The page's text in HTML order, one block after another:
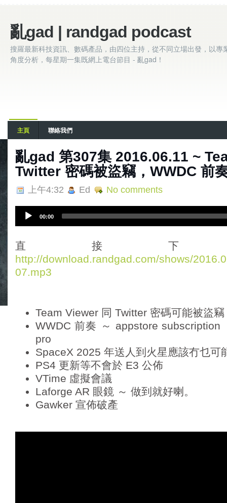
亂gad | randgad podcast
搜羅最新科技資訊、數碼產品，由四位主持，從不同立場出發，以專
角度分析，每星期一集既網上電台節目 - 亂gad！
主頁 聯絡我們
亂gad 第307集 2016.06.11 ~
Twitter 密碼被盜竊，WWDC 前
上午4:32 Ed No comments
i
o
P
l
00:00
直接
http://download.randgad.com/shows/
07.mp3
Team Viewer 同 Twitter 密碼可能被盜竊
WWDC 前奏 ～ appstore
pro
SpaceX 2025 年送人到火星應該冇乜可
PS4 更新等不會於 E3 公佈
VTime 虛擬會議
Laforge AR 眼鏡 ～ 做到就好喇。
Gawker 宣佈破產